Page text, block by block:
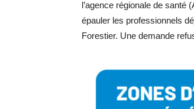
l’agence régionale de santé
épauler les professionnels
Forestier. Une demande